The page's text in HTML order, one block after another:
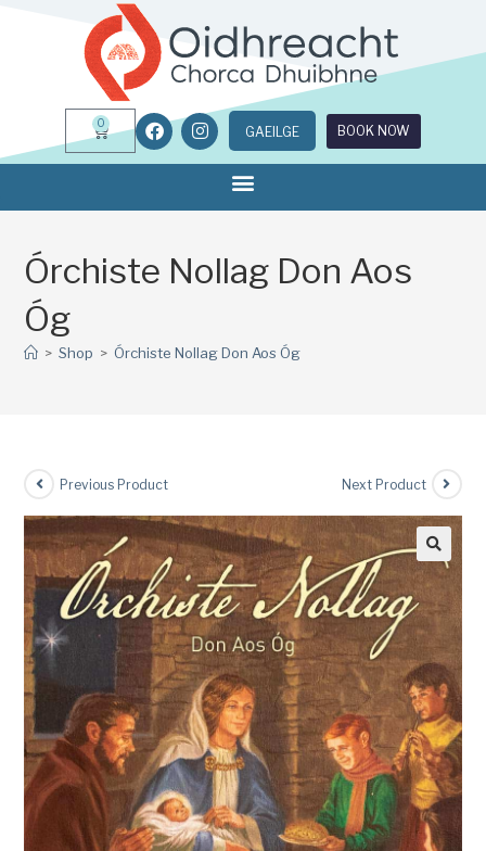
0
GAEILGE BOOK NOW
Órchiste Nollag Don Aos
Óg
> Shop > Órchiste Nollag Don Aos Óg
Previous Product Next Product